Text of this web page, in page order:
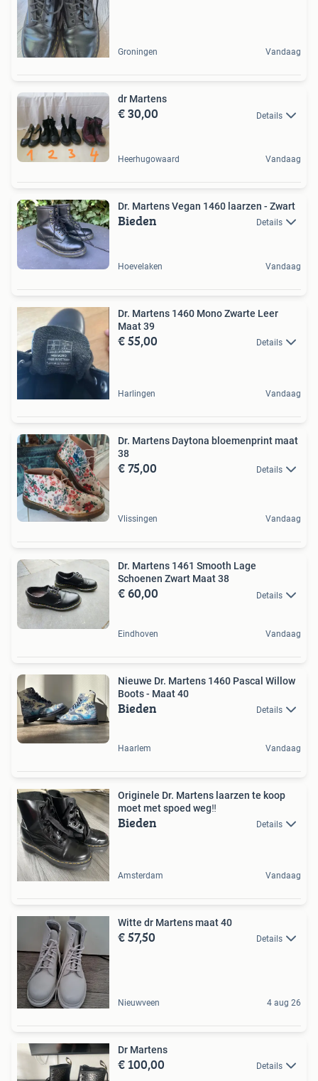
Groningen Vandaag
dr Martens
€ 30,00 Details
Heerhugowaard Vandaag
Dr. Martens Vegan 1460 laarzen - Zwart
Bieden Details
Hoevelaken Vandaag
Dr. Martens 1460 Mono Zwarte Leer
Maat 39
€ 55,00 Details
Harlingen Vandaag
Dr. Martens Daytona bloemenprint maat
38
€ 75,00 Details
Vlissingen Vandaag
Dr. Martens 1461 Smooth Lage
Schoenen Zwart Maat 38
€ 60,00 Details
Eindhoven Vandaag
Nieuwe Dr. Martens 1460 Pascal Willow
Boots - Maat 40
Bieden Details
Haarlem Vandaag
Originele Dr. Martens laarzen te koop
moet met spoed weg‼️
Bieden Details
Amsterdam Vandaag
Witte dr Martens maat 40
€ 57,50 Details
Nieuwveen 4 aug 26
Dr Martens
€ 100,00 Details